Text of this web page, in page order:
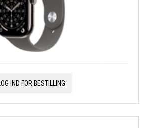
LOG IND FOR BESTILLING